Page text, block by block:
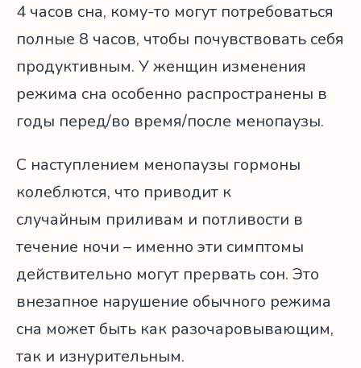
4 часов сна, кому-то могут потребоваться
полные 8 часов, чтобы почувствовать себя
продуктивным. У женщин изменения
режима сна особенно распространены в
годы перед/во время/после менопаузы.
С наступлением менопаузы гормоны
колеблются, что приводит к
случайным приливам и потливости в
течение ночи – именно эти симптомы
действительно могут прервать сон. Это
внезапное нарушение обычного режима
сна может быть как разочаровывающим,
так и изнурительным.